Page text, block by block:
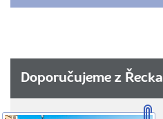
Doporučujeme z Řecka